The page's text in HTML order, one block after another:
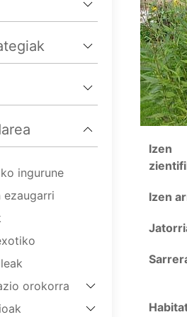
Izen
Izen
ingurune
ezaugarri
orokorra